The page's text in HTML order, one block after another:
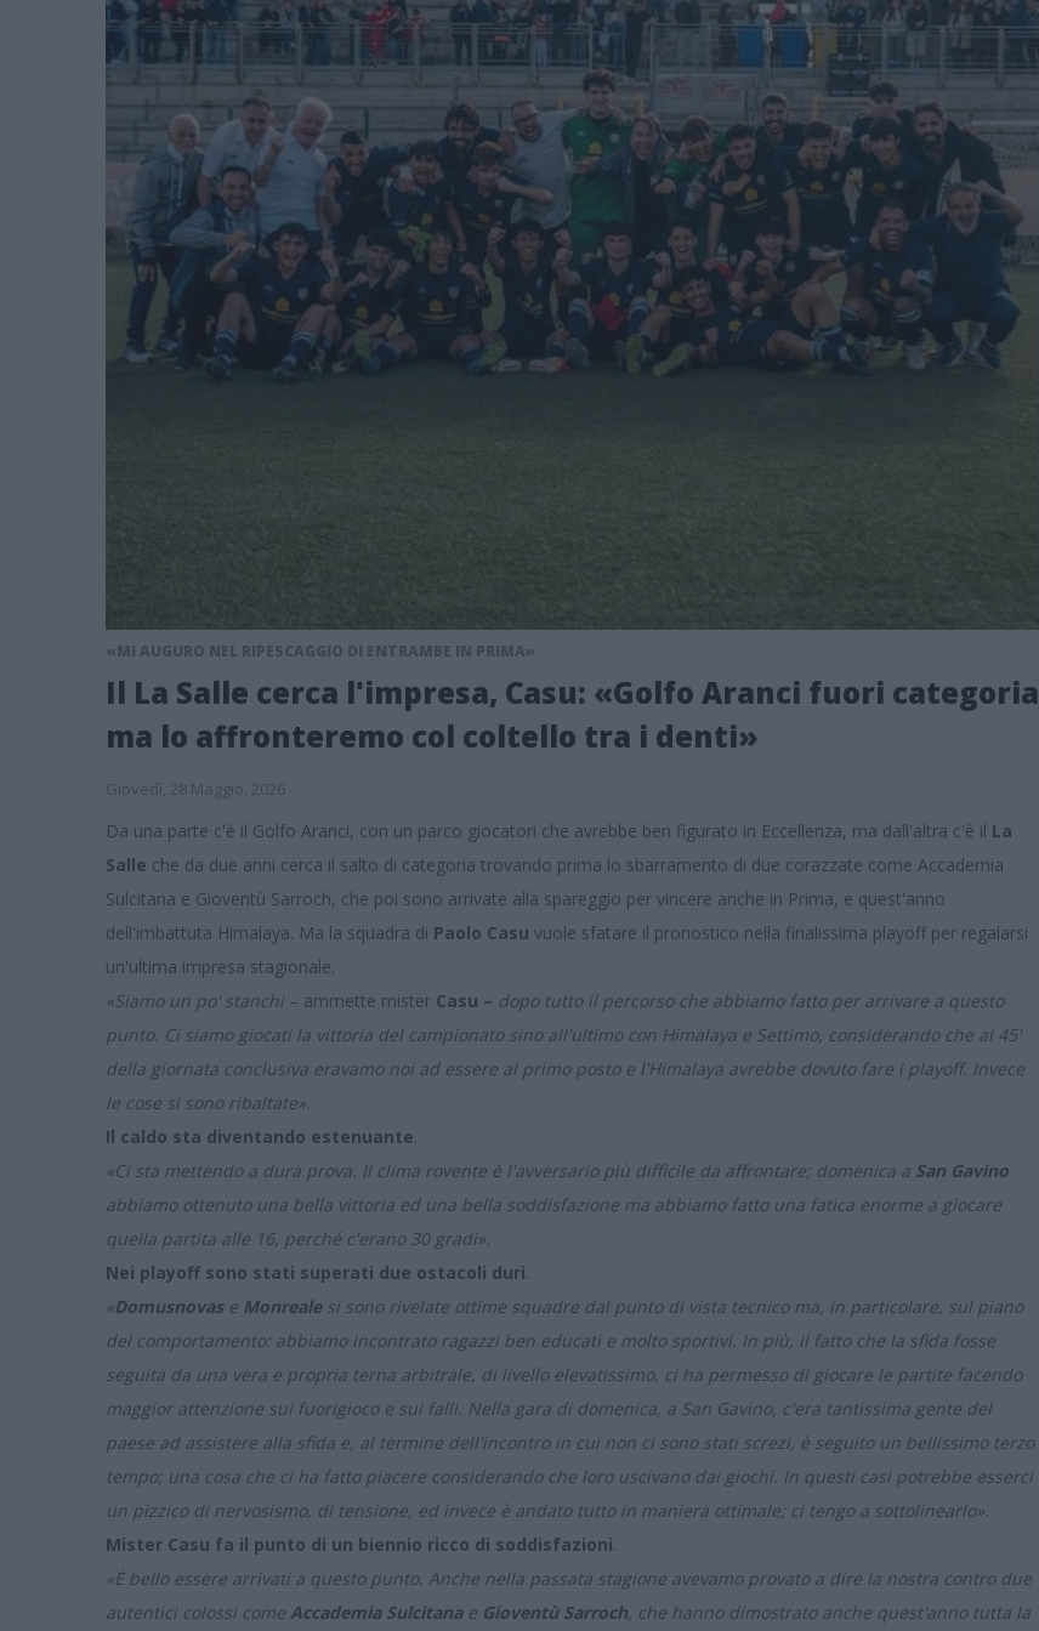
«MI AUGURO NEL RIPESCAGGIO DI ENTRAMBE IN PRIMA»
Il La Salle cerca l'impresa, Casu: «Golfo Aranci fuori categoria
ma lo affronteremo col coltello tra i denti»
Giovedì, 28 Maggio, 2026
Da una parte c'è il Golfo Aranci, con un parco giocatori che avrebbe ben figurato in Eccellenza, ma dall'altra c'è il La
Salle che da due anni cerca il salto di categoria trovando prima lo sbarramento di due corazzate come Accademia
Sulcitana e Gioventù Sarroch, che poi sono arrivate alla spareggio per vincere anche in Prima, e quest'anno
dell'imbattuta Himalaya. Ma la squadra di Paolo Casu vuole sfatare il pronostico nella finalissima playoff per regalarsi
un'ultima impresa stagionale.
«Siamo un po' stanchi – ammette mister Casu – dopo tutto il percorso che abbiamo fatto per arrivare a questo
punto. Ci siamo giocati la vittoria del campionato sino all'ultimo con Himalaya e Settimo, considerando che al 45'
della giornata conclusiva eravamo noi ad essere al primo posto e l'Himalaya avrebbe dovuto fare i playoff. Invece
le cose si sono ribaltate».
Il caldo sta diventando estenuante.
«Ci sta mettendo a dura prova. Il clima rovente è l'avversario più difficile da affrontare; domenica a San Gavino
abbiamo ottenuto una bella vittoria ed una bella soddisfazione ma abbiamo fatto una fatica enorme a giocare
quella partita alle 16, perché c'erano 30 gradi».
Nei playoff sono stati superati due ostacoli duri.
«Domusnovas e Monreale si sono rivelate ottime squadre dal punto di vista tecnico ma, in particolare, sul piano
del comportamento: abbiamo incontrato ragazzi ben educati e molto sportivi. In più, il fatto che la sfida fosse
seguita da una vera e propria terna arbitrale, di livello elevatissimo, ci ha permesso di giocare le partite facendo
maggior attenzione sui fuorigioco e sui falli. Nella gara di domenica, a San Gavino, c'era tantissima gente del
paese ad assistere alla sfida e, al termine dell'incontro in cui non ci sono stati screzi, è seguito un bellissimo terzo
tempo; una cosa che ci ha fatto piacere considerando che loro uscivano dai giochi. In questi casi potrebbe esserci
un pizzico di nervosismo, di tensione, ed invece è andato tutto in maniera ottimale; ci tengo a sottolinearlo».
Mister Casu fa il punto di un biennio ricco di soddisfazioni.
«Ė bello essere arrivati a questo punto. Anche nella passata stagione avevamo provato a dire la nostra contro due
autentici colossi come Accademia Sulcitanae Gioventù Sarroch, che hanno dimostrato anche quest'anno tutta la